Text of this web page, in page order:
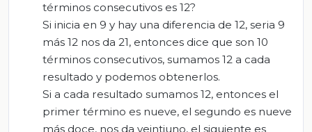
términos consecutivos es 12?
Si inicia en 9 y hay una diferencia de 12, seria 9
más 12 nos da 21, entonces dice que son 10
términos consecutivos, sumamos 12 a cada
resultado y podemos obtenerlos.
Si a cada resultado sumamos 12, entonces el
primer término es nueve, el segundo es nueve
más doce, nos da veintiuno, el siguiente es